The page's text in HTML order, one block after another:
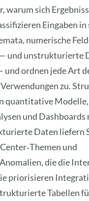
warum sich
Eingaben
numerische
und unstrukturierte
und ordnen jede Art
zu.
quantitative Modelle,
und Dashboards
Daten liefern
und
die die
priorisieren
Tabellen